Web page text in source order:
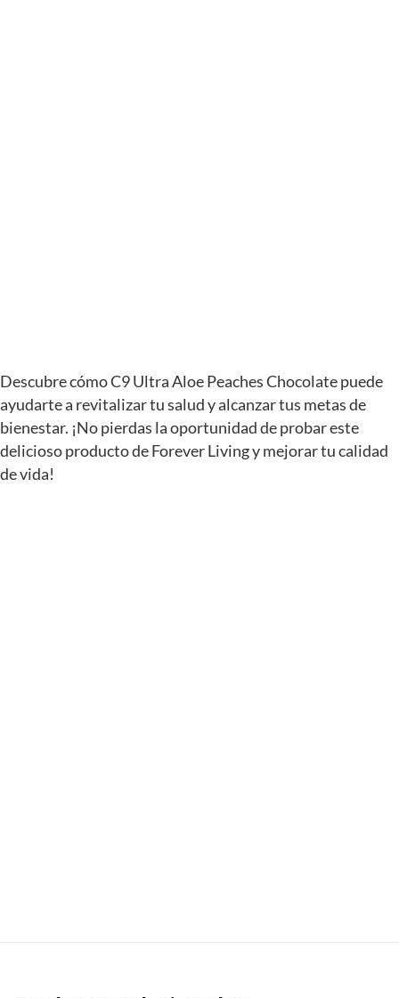
Descubre cómo C9 Ultra Aloe Peaches Chocolate puede
ayudarte a revitalizar tu salud y alcanzar tus metas de
bienestar. ¡No pierdas la oportunidad de probar este
delicioso producto de Forever Living y mejorar tu calidad
de vida!